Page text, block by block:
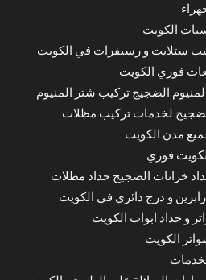
الكويت
فوري الكويت
الضجيج تركيب شتر المنيوم
لخدمات تركيب مظلات
فوري
خزانات الضجيج حداد مظلات
و درج دائري في الكويت
و حداد ابواب الكويت
الكويت